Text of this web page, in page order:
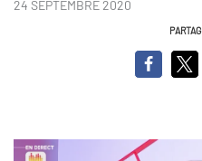
24 SEPTEMBRE 2020